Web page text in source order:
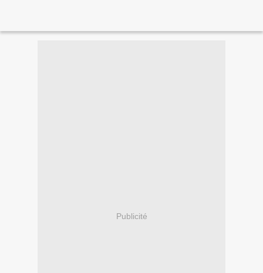
Publicité